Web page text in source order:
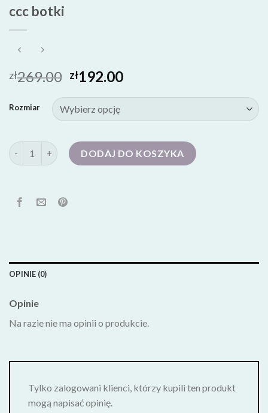
ccc botki
zł269.00 zł192.00
Rozmiar
ilość ccc botki DODAJ DO KOSZYKA
OPINIE (0)
Opinie
Na razie nie ma opinii o produkcie.
Tylko zalogowani klienci, którzy kupili ten produkt
mogą napisać opinię.